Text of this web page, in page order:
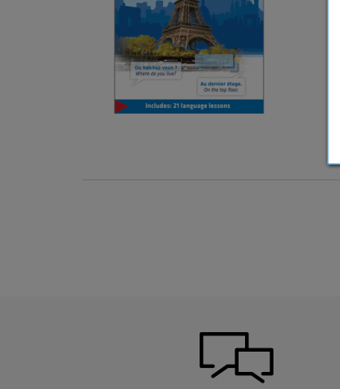
Inglés
3,99 €